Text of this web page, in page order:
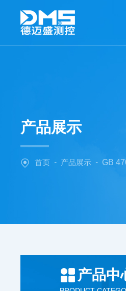
产品展示
首页 - 产品展示 - GB
产品中